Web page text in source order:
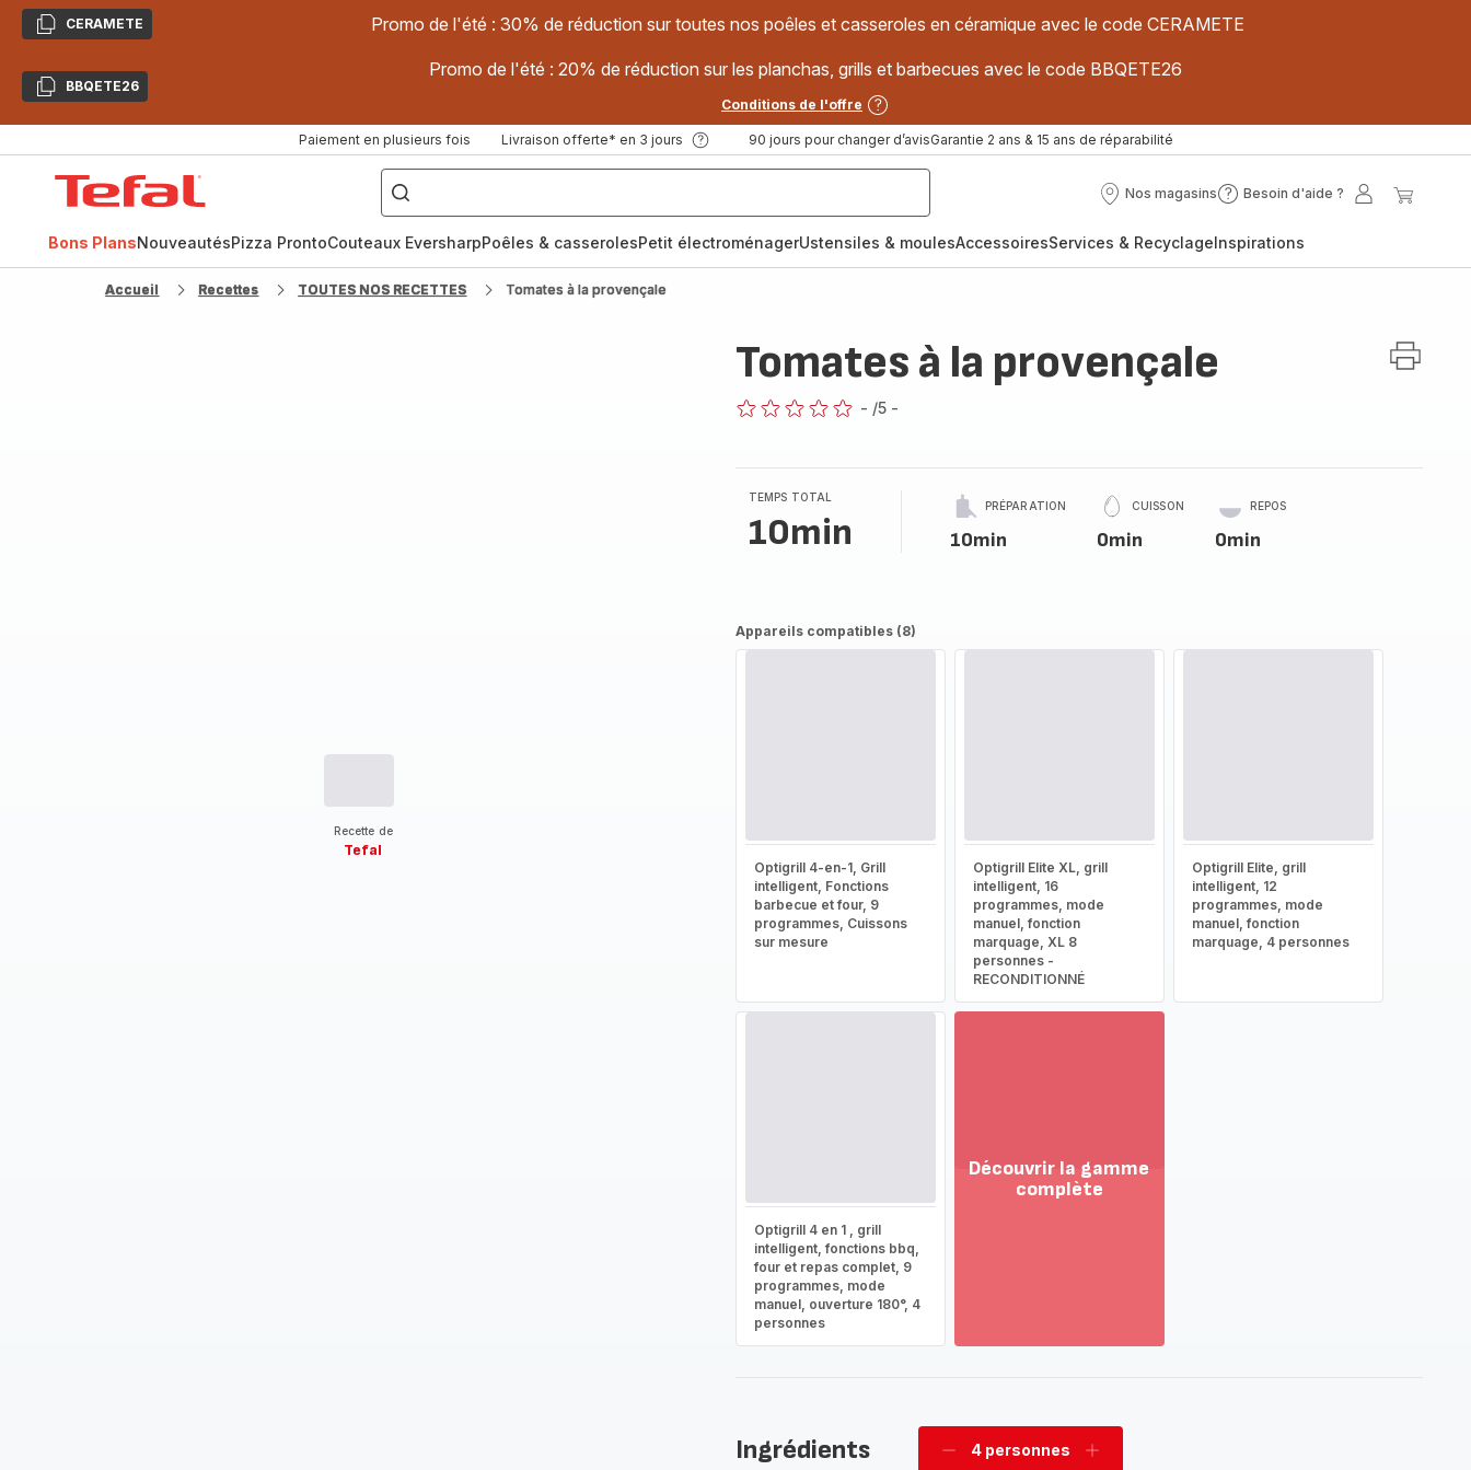
CopierCERAMETE Promo de l'été : 30% de réduction sur toutes nos poêles et casseroles en céramique avec le code CERAMETE
CopierBBQETE26
Promo de l'été : 20% de réduction sur les planchas, grills et barbecues avec le code BBQETE26
Conditions de l'offre
Paiement en plusieurs fois Livraison offerte* en 3 jours 90 jours pour changer d’avisGarantie 2 ans & 15 ans de réparabilité
["Poêles
inox,
Cake
Factory,
Nos magasins
Nos
Besoin d'aide ?
Besoin
?
Mon
Bons PlansNouveautésPizza ProntoCouteaux EversharpPoêles & casserolesPetit électroménagerUstensiles & moulesAccessoiresServices & RecyclageInspirations
Accueil Recettes TOUTES NOS RECETTES Tomates à la provençale
Recette de
Tefal
Tomates à la provençale
- /5 -
TEMPS TOTAL
10min
PRÉPARATION
10min
CUISSON
0min
REPOS
0min
Appareils compatibles (8)
Optigrill 4-en-1, Grill
intelligent, Fonctions
barbecue et four, 9
programmes, Cuissons
sur mesure
Optigrill Elite XL, grill
intelligent, 16
programmes, mode
manuel, fonction
marquage, XL 8
personnes -
RECONDITIONNÉ
Optigrill Elite, grill
intelligent, 12
programmes, mode
manuel, fonction
marquage, 4 personnes
Optigrill 4 en 1 , grill
intelligent, fonctions bbq,
four et repas complet, 9
programmes, mode
manuel, ouverture 180°, 4
personnes
Découvrir la gamme
complète
Ingrédients
Supprimer
4 personnes
Ajouter